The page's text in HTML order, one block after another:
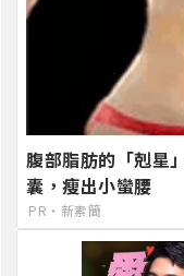
腹部脂肪的「剋星
囊，瘦出小蠻腰
PR・新素簡